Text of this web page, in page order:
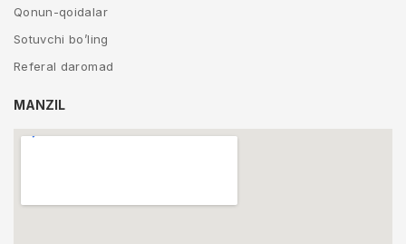
Qonun-qoidalar
Sotuvchi bo’ling
Referal daromad
MANZIL